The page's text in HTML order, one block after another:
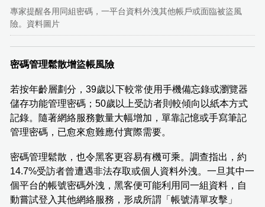
專家提醒各用同組密碼，一平台資料外洩其他帳戶或面臨被盜風
險。資料圖片
密碼管理鬆散增盜帳風險
若按年齡層劃分，39歲以下較常使用手機備忘錄或瀏覽器
儲存功能管理密碼；50歲以上受訪者則較傾向以紙本方式
記錄。隨著網絡服務數量大幅增加，單靠記憶或手寫筆記
管理密碼，已愈來愈難應付實際需要。
密碼管理鬆散，也令黑客更容易有機可乘。調查指出，約
14.7%受訪者曾遭遇非法存取或個人資料外洩。一旦其中一
個平台的帳號密碼外洩，黑客便可能利用同一組資料，自
動嘗試登入其他網絡服務，形成所謂「帳號清單攻擊」